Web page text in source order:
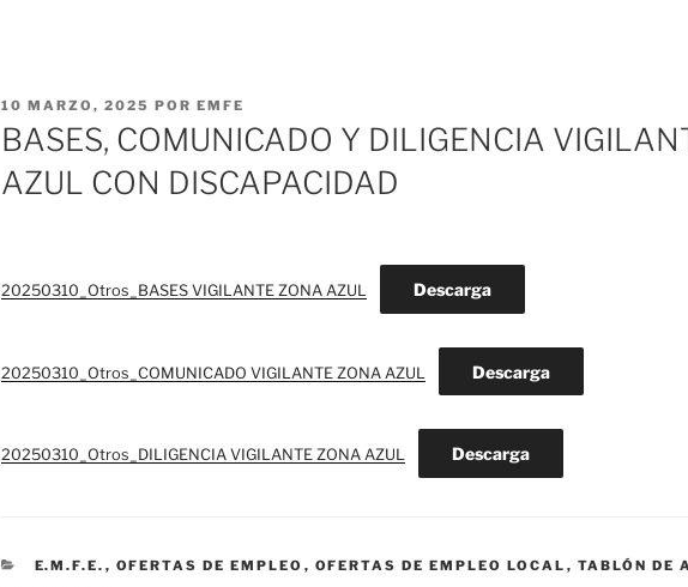
PUBLICADO
EL
10 MARZO, 2025 POR EMFE
BASES, COMUNICADO Y DILIGENCIA
AZUL CON DISCAPACIDAD
20250310_Otros_BASES VIGILANTE ZONA AZUL Descarga
20250310_Otros_COMUNICADO VIGILANTE ZONA AZUL Descarga
20250310_Otros_DILIGENCIA VIGILANTE ZONA AZUL Descarga
CATEGORÍAS
E.M.F.E. , OFERTAS DE EMPLEO , OFERTAS DE EMPLEO LOCAL , TABLÓN DE